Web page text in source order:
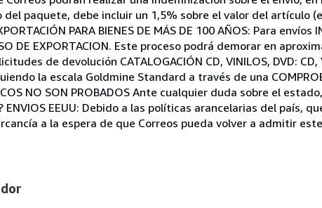
del paquete, debe incluir un 1,5% sobre el valor del artículo
PARA BIENES DE MÁS DE 100 AÑOS: Para envíos
DE EXPORTACION. Este proceso podrá demorar en
de devolución CATALOGACIÓN CD, VINILOS, DVD: CD,
la escala Goldmine Standard a través de una
NO SON PROBADOS Ante cualquier duda sobre el
ENVIOS EEUU: Debido a las políticas arancelarias del país,
a la espera de que Correos pueda volver a admitir